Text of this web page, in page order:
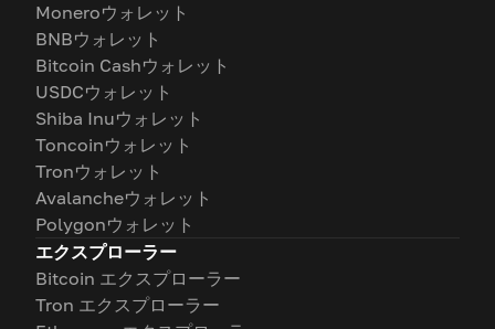
Moneroウォレット
BNBウォレット
Bitcoin Cashウォレット
USDCウォレット
Shiba Inuウォレット
Toncoinウォレット
Tronウォレット
Avalancheウォレット
Polygonウォレット
エクスプローラー
Bitcoin エクスプローラー
Tron エクスプローラー